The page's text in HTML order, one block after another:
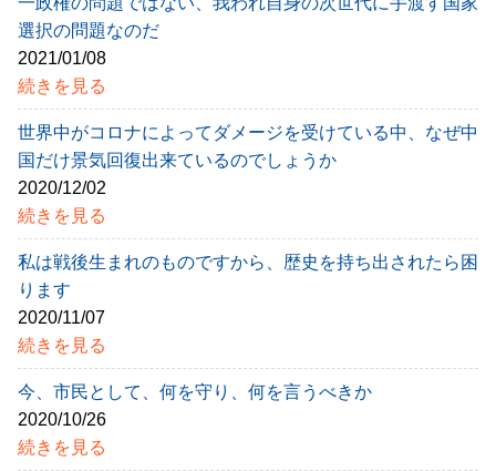
選択の問題なのだ
2021/01/08
続きを見る
世界中がコロナによってダメージを受けている中、なぜ中
国だけ景気回復出来ているのでしょうか
2020/12/02
続きを見る
私は戦後生まれのものですから、歴史を持ち出されたら困
ります
2020/11/07
続きを見る
今、市民として、何を守り、何を言うべきか
2020/10/26
続きを見る